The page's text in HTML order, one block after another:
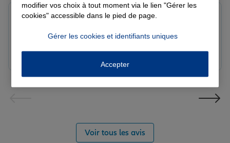
Le 07/08/2026 - Agence NANTERRE
Yayaya M.
Voir tous les avis
modifier vos choix à tout moment via le lien "Gérer les
cookies" accessible dans le pied de page.
Gérer les cookies et identifiants uniques
Accepter